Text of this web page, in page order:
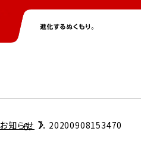
ップ
報トップ
ィトップ
お知らせ 20200908153470